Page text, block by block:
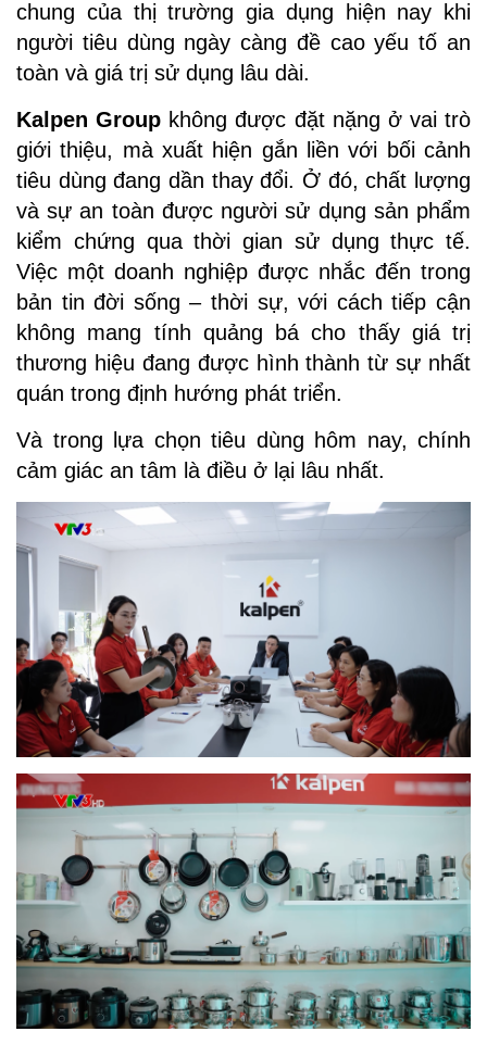
chung của thị trường gia dụng hiện nay khi
người tiêu dùng ngày càng đề cao yếu tố an
toàn và giá trị sử dụng lâu dài.
Kalpen Group không được đặt nặng ở vai trò
giới thiệu, mà xuất hiện gắn liền với bối cảnh
tiêu dùng đang dần thay đổi. Ở đó, chất lượng
và sự an toàn được người sử dụng sản phẩm
kiểm chứng qua thời gian sử dụng thực tế.
Việc một doanh nghiệp được nhắc đến trong
bản tin đời sống – thời sự, với cách tiếp cận
không mang tính quảng bá cho thấy giá trị
thương hiệu đang được hình thành từ sự nhất
quán trong định hướng phát triển.
Và trong lựa chọn tiêu dùng hôm nay, chính
cảm giác an tâm là điều ở lại lâu nhất.